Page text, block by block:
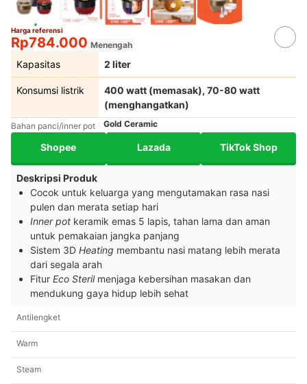
Harga referensi
Rp784.000 Menengah
Kapasitas 2 liter
Konsumsi listrik
400 watt (memasak), 70-80 watt
(menghangatkan)
Bahan panci/inner pot Gold Ceramic
Shopee Lazada TikTok Shop
Deskripsi Produk
Cocok untuk keluarga yang mengutamakan rasa nasi
pulen dan merata setiap hari
Inner pot keramik emas 5 lapis, tahan lama dan aman
untuk pemakaian jangka panjang
Sistem 3D Heating membantu nasi matang lebih merata
dari segala arah
Fitur Eco Sterilmenjaga kebersihan masakan dan
mendukung gaya hidup lebih sehat
Antilengket
Warm
Steam